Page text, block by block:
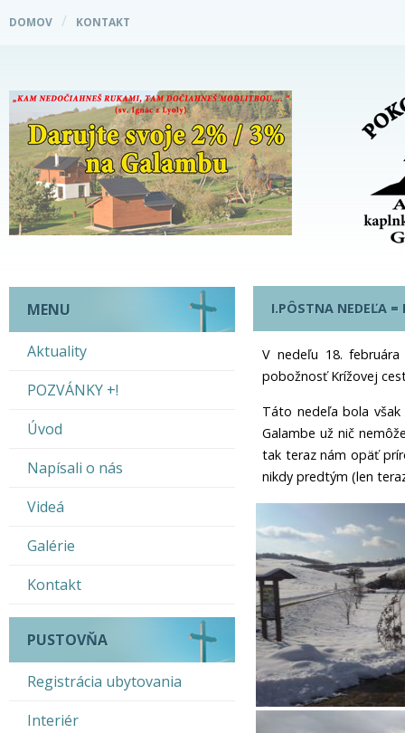
DOMOV KONTAKT
MENU
Aktuality
POZVÁNKY +!
Úvod
Napísali o nás
Videá
Galérie
Kontakt
PUSTOVŇA
Registrácia ubytovania
Interiér
I.PÔSTNA NEDEĽA =
V nedeľu 18.
pobožnosť Krížovej
Táto nedeľa bola
Galambe už nič
tak teraz nám opäť
nikdy predtým (len